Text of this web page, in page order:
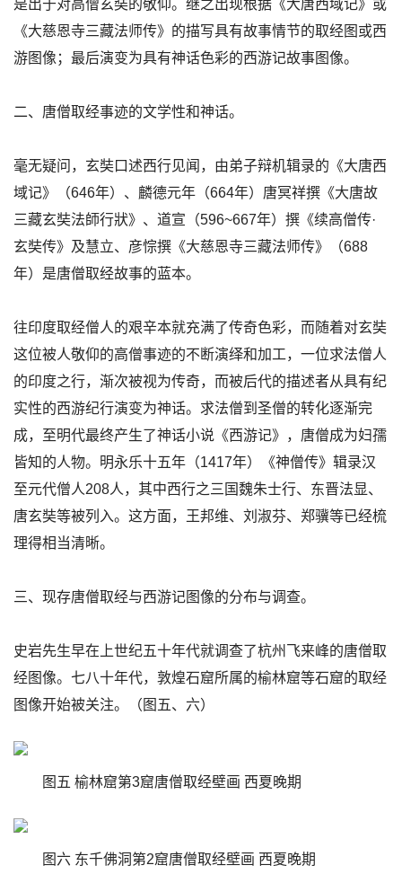
是出于对高僧玄奘的敬仰。继之出现根据《大唐西域记》或
《大慈恩寺三藏法师传》的描写具有故事情节的取经图或西
游图像；最后演变为具有神话色彩的西游记故事图像。
二、唐僧取经事迹的文学性和神话。
毫无疑问，玄奘口述西行见闻，由弟子辩机辑录的《大唐西
域记》（646年）、麟德元年（664年）唐冥祥撰《大唐故
三藏玄奘法師行狀》、道宣（596~667年）撰《续高僧传·
玄奘传》及慧立、彦悰撰《大慈恩寺三藏法师传》（688
年）是唐僧取经故事的蓝本。
往印度取经僧人的艰辛本就充满了传奇色彩，而随着对玄奘
这位被人敬仰的高僧事迹的不断演绎和加工，一位求法僧人
的印度之行，渐次被视为传奇，而被后代的描述者从具有纪
实性的西游纪行演变为神话。求法僧到圣僧的转化逐渐完
成，至明代最终产生了神话小说《西游记》，唐僧成为妇孺
皆知的人物。明永乐十五年（1417年）《神僧传》辑录汉
至元代僧人208人，其中西行之三国魏朱士行、东晋法显、
唐玄奘等被列入。这方面，王邦维、刘淑芬、郑骥等已经梳
理得相当清晰。
三、现存唐僧取经与西游记图像的分布与调查。
史岩先生早在上世纪五十年代就调查了杭州飞来峰的唐僧取
经图像。七八十年代，敦煌石窟所属的榆林窟等石窟的取经
图像开始被关注。（图五、六）
图五 榆林窟第3窟唐僧取经壁画 西夏晚期
图六 东千佛洞第2窟唐僧取经壁画 西夏晚期